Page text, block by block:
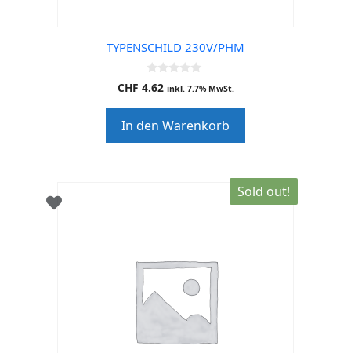
TYPENSCHILD 230V/PHM
0
o
o
f
5
CHF 4.62 inkl. 7.7% MwSt.
In den Warenkorb
Sold out!